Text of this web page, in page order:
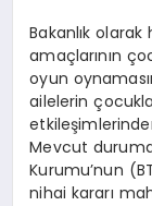
Bakanlık
amaçlarının
oyun
ailelerin
Mevcut
Kurumu’nun
nihai kararı